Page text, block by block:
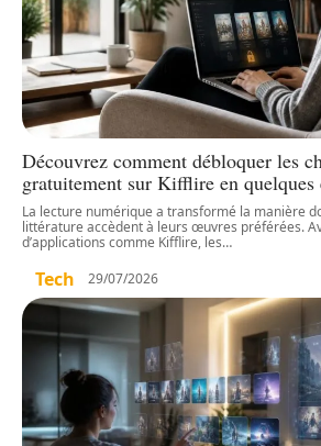
Découvrez comment débloquer les
gratuitement sur Kifflire en quelques
La lecture numérique a transformé la manière
littérature accèdent à leurs œuvres préférées.
d’applications comme Kifflire, les…
Tech 29/07/2026